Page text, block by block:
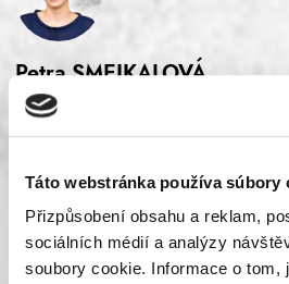
Táto webstránka používa súbory
Přizpůsobení obsahu a reklam,
sociálních médií a analýzy
soubory cookie. Informace o tom,
PetraSMEJKALOVÁ
+420 602 426 436
smejkalova@storge.cz